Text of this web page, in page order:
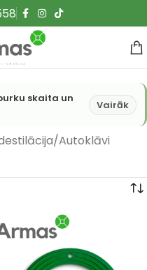
skaita un
Vairāk
Autoklāvi